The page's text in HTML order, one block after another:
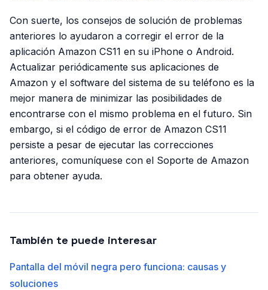
Con suerte, los consejos de solución de problemas
anteriores lo ayudaron a corregir el error de la
aplicación Amazon CS11 en su iPhone o Android.
Actualizar periódicamente sus aplicaciones de
Amazon y el software del sistema de su teléfono es la
mejor manera de minimizar las posibilidades de
encontrarse con el mismo problema en el futuro. Sin
embargo, si el código de error de Amazon CS11
persiste a pesar de ejecutar las correcciones
anteriores, comuníquese con el Soporte de Amazon
para obtener ayuda.
También te puede interesar
Pantalla del móvil negra pero funciona: causas y
soluciones